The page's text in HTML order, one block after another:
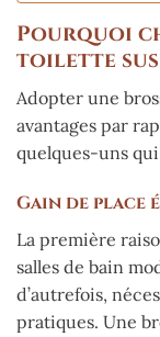
Pourquoi
toilette
Adopter une
avantages par
quelques-uns
Gain de place
La première
salles de bain
d’autrefois,
pratiques. Une